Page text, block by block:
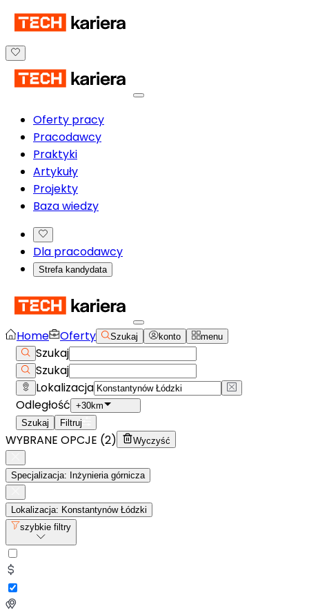
Oferty pracy
Pracodawcy
Praktyki
Artykuły
Projekty
Baza wiedzy
Dla pracodawcy
Strefa kandydata
Home Oferty Szukaj konto menu
Szukaj
Szukaj
Lokalizacja
Odległość +30km
Szukaj
Filtruj
WYBRANE OPCJE (2) Wyczyść
Specjalizacja: Inżynieria górnicza
Lokalizacja: Konstantynów Łódzki
szybkie filtry